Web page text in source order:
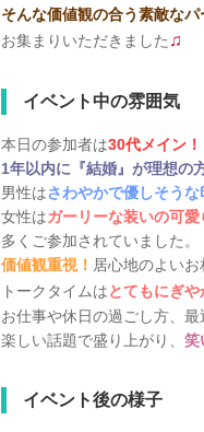
そんな価値観の合う素敵なパ
お集まりいただきました ♫
イベント中の雰囲気
本日の参加者は30代メイン！
1年以内に『結婚』が理想の
男性はさわやかで優しそうな
女性はガーリーな装いの可愛
多くご参加されていました。
価値観重視！ 居心地のよいお
トークタイムはとてもにぎ
お仕事や休日の過ごし方、最
楽しい話題で盛り上がり、 笑
イベント後の様子